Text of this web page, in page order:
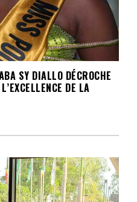
SY DIALLO DÉCROCHE
DE LA